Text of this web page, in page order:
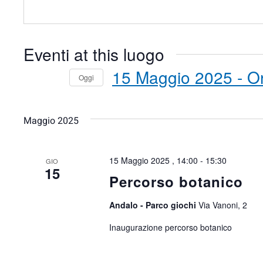
Eventi at this luogo
Oggi 15 Maggio 2025 -
Maggio 2025
GIO
15 Percorso botanico
15 Maggio 2025 , 14:00 - 15:30
Andalo - Parco giochi Via Vanoni, 2
Inaugurazione percorso botanico